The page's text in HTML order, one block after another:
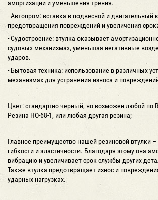
амортизации и уменьшения трения.
- Автопром: вставка в подвесной и двигательный
предотвращения повреждений и увеличения
- Судостроение: втулка оказывает
судовых механизмах, уменьшая негативные
ударов.
- Бытовая техника: использование в различных
механизмах для устранения износа и
Цвет: стандартно черный, но возможен любой по
Резина НО-68-1, или любая другая резина;
Главное преимущество нашей резиновой втулки
гибкости и эластичности. Благодаря этому она
вибрацию и увеличивает срок службы других
Также втулка предотвращает износ и
ударных нагрузках.